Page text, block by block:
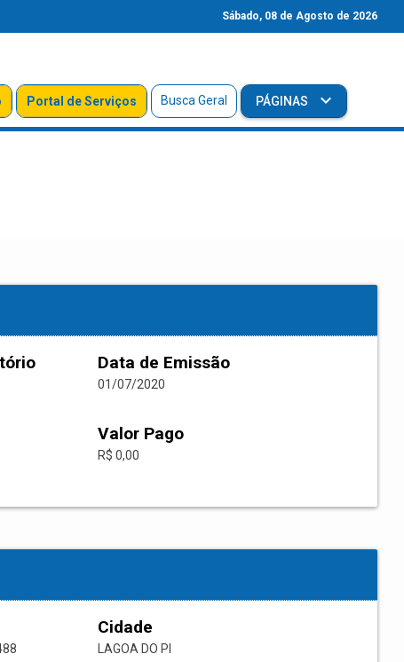
Sábado, 08 de Agosto de 2026
Portal de Serviços Busca Geral PÁGINAS
Data de Emissão
01/07/2020
Valor Pago
R$ 0,00
Cidade
LAGOA DO PI